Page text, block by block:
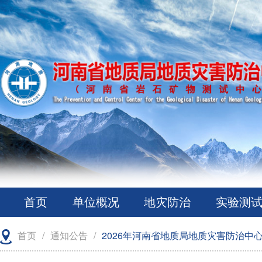
首页 单位概况 地灾防治 实验测试
首页 / 通知公告 / 2026年河南省地质局地质灾害防治中